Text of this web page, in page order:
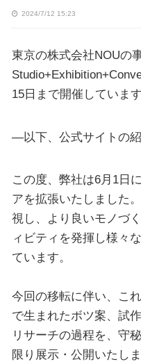
2024/7/12 15:23
東京の株式会社NOUの
15日まで開催しています
—以下、公式サイトの
この度、弊社は6月1日
アを拡張いたしました
視し、より良いモノづ
ィビティを発揮し様々
ています。
今回の移転に伴い、こ
で生まれたボツ案、試
リサーチの過程を、守
限り展示・公開いたし